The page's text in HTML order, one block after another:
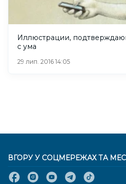
Иллюстрации,
с ума
29 лип. 2016 14:05
ВГОРУ У СОЦМЕРЕЖАХ ТА